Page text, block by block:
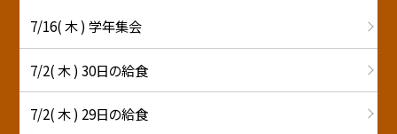
7/16( 木 ) 学年集会
7/2( 木 ) 30日の給食
7/2( 木 ) 29日の給食